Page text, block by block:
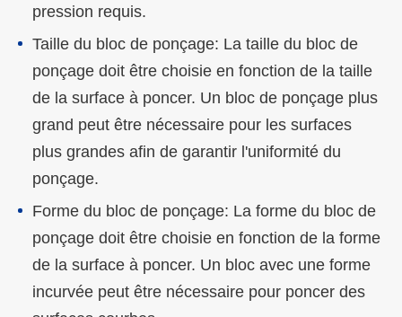
pression requis.
Taille du bloc de ponçage: La taille du bloc de
ponçage doit être choisie en fonction de la taille
de la surface à poncer. Un bloc de ponçage plus
grand peut être nécessaire pour les surfaces
plus grandes afin de garantir l'uniformité du
ponçage.
Forme du bloc de ponçage: La forme du bloc de
ponçage doit être choisie en fonction de la forme
de la surface à poncer. Un bloc avec une forme
incurvée peut être nécessaire pour poncer des